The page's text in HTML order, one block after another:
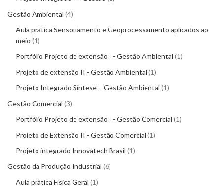
Gestão Ambiental 4
Aula prática Sensoriamento e Geoprocessamento aplicados ao
meio 1
Portfólio Projeto de extensão I - Gestão Ambiental 1
Projeto de extensão II - Gestão Ambiental 1
Projeto Integrado Síntese – Gestão Ambiental 1
Gestão Comercial 3
Portfólio Projeto de extensão I - Gestão Comercial 1
Projeto de Extensão II - Gestão Comercial 1
Projeto integrado Innovatech Brasil 1
Gestão da Produção Industrial 6
Aula prática Física Geral 1